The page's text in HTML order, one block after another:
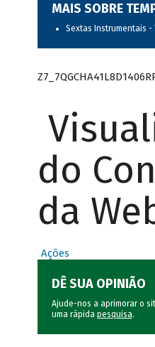
MAIS SOBRE
Sextas Instrumentais -
do
da
Ações
DÊ SUA OPINIÃO
Ajude-nos a aprimorar o
uma rápida pesquisa.